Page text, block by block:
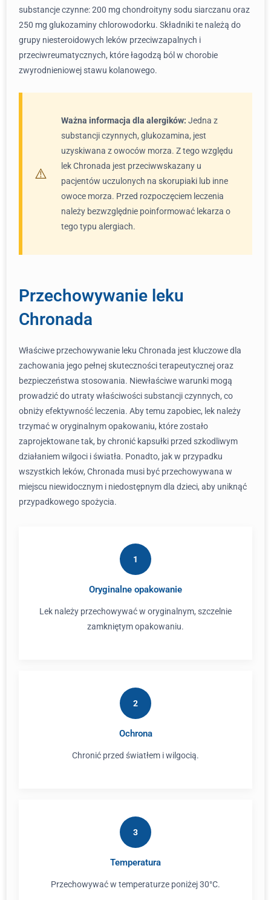
substancje czynne: 200 mg chondroityny sodu siarczanu oraz
250 mg glukozaminy chlorowodorku. Składniki te należą do
grupy niesteroidowych leków przeciwzapalnych i
przeciwreumatycznych, które łagodzą ból w chorobie
zwyrodnieniowej stawu kolanowego.
Ważna informacja dla alergików: Jedna z
substancji czynnych, glukozamina, jest
uzyskiwana z owoców morza. Z tego względu
lek Chronada jest przeciwwskazany u
pacjentów uczulonych na skorupiaki lub inne
owoce morza. Przed rozpoczęciem leczenia
należy bezwzględnie poinformować lekarza o
tego typu alergiach.
Przechowywanie leku
Chronada
Właściwe przechowywanie leku Chronada jest kluczowe dla
zachowania jego pełnej skuteczności terapeutycznej oraz
bezpieczeństwa stosowania. Niewłaściwe warunki mogą
prowadzić do utraty właściwości substancji czynnych, co
obniży efektywność leczenia. Aby temu zapobiec, lek należy
trzymać w oryginalnym opakowaniu, które zostało
zaprojektowane tak, by chronić kapsułki przed szkodliwym
działaniem wilgoci i światła. Ponadto, jak w przypadku
wszystkich leków, Chronada musi być przechowywana w
miejscu niewidocznym i niedostępnym dla dzieci, aby uniknąć
przypadkowego spożycia.
1
Oryginalne opakowanie
Lek należy przechowywać w oryginalnym, szczelnie
zamkniętym opakowaniu.
2
Ochrona
Chronić przed światłem i wilgocią.
3
Temperatura
Przechowywać w temperaturze poniżej 30°C.